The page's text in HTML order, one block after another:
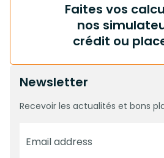
Faites vos
nos
crédit ou
Newsletter
Recevoir les actualités et bons